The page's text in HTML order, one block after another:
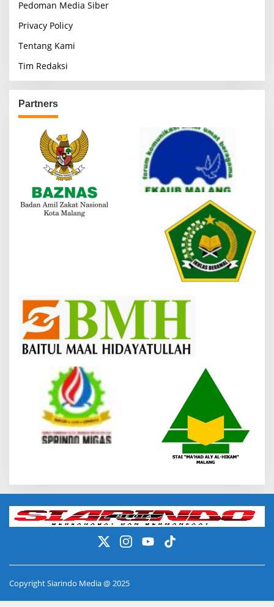
Pedoman Media Siber
Privacy Policy
Tentang Kami
Tim Redaksi
Partners
Copyright Siarindo Media @ 2025